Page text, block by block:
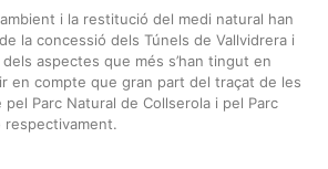
DE CLIENT
i la restitució del medi natural han
la concessió dels Túnels de Vallvidrera i
aspectes que més s’han tingut en
en compte que gran part del traçat de les
Parc Natural de Collserola i pel Parc
respectivament.